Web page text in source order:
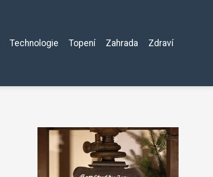
Technologie Topení Zahrada Zdraví